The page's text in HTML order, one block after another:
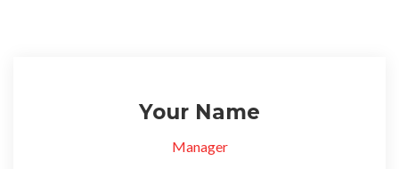
Your Name
Manager